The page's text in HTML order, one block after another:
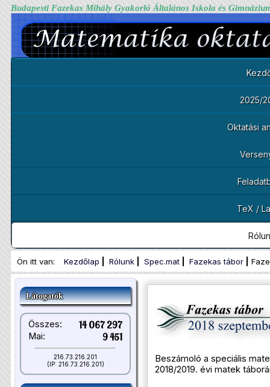
Budapesti Fazekas Mihály Gyakorló Általános Iskola és
2025/
Oktatási
TeX /
Ön itt van: Kezdőlap Rólunk Spec.mat Fazekas tábor
Látogatók
Összes: 14 067 297
Mai: 9 451
216.73.216.201
(IP: 216.73.216.201)
Beszámoló a speciális
2018/2019. évi matek